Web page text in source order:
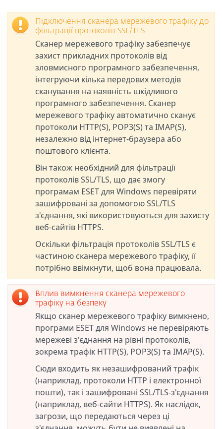
Підключення сканера мережевого трафіку до
фільтрації протоколів SSL/TLS
Сканер мережевого трафіку забезпечує
захист прикладних протоколів від
зловмисного програмного забезпечення,
інтегруючи кілька передових методів
сканування на наявність шкідливого
програмного забезпечення. Сканер
мережевого трафіку автоматично сканує
протоколи HTTP(S), POP3(S) та IMAP(S),
незалежно від інтернет-браузера або
поштового клієнта.
Він також необхідний для фільтрації
протоколів SSL/TLS, що дає змогу
програмам ESET для Windows перевіряти
зашифровані за допомогою SSL/TLS
з'єднання, які використовуються для захисту
веб-сайтів HTTPS.
Оскільки фільтрація протоколів SSL/TLS є
частиною сканера мережевого трафіку, її
потрібно ввімкнути, щоб вона працювала.
Вплив вимкнення сканера мережевого
трафіку на безпеку
Якщо сканер мережевого трафіку вимкнено,
програми ESET для Windows не перевіряють
мережеві з'єднання на рівні протоколів,
зокрема трафік HTTP(S), POP3(S) та IMAP(S).
Сюди входить як незашифрований трафік
(наприклад, протоколи HTTP і електронної
пошти), так і зашифровані SSL/TLS-з'єднання
(наприклад, веб-сайти HTTPS). Як наслідок,
загрози, що передаються через ці